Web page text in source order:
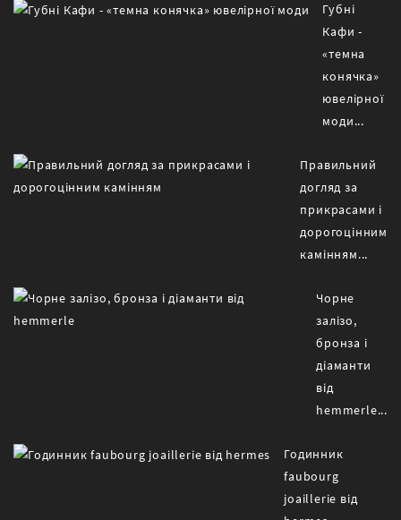
Губні
Кафи -
«темна
конячка»
ювелірної
моди...
Правильний
догляд за
прикрасами і
дорогоцінним
камінням...
Чорне
залізо,
бронза і
діаманти
від
hemmerle...
Годинник
faubourg
joaillerie від